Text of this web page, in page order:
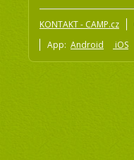
KONTAKT - CAMP.cz
App: Android iOS